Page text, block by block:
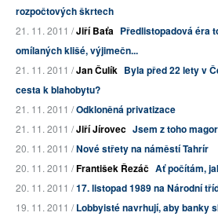
rozpočtových škrtech
21. 11. 2011 /Jiří Baťa Předlistopadová éra
omílaných klišé, výjimečn...
21. 11. 2011 /Jan Čulík Byla před 22 lety v
cesta k blahobytu?
21. 11. 2011 /Odkloněná privatizace
21. 11. 2011 /Jiří Jírovec Jsem z toho magor
20. 11. 2011 /Nové střety na náměstí Tahrír
20. 11. 2011 /František Řezáč Ať počítám,
20. 11. 2011 /17. listopad 1989 na Národní
19. 11. 2011 /Lobbyisté navrhují, aby banky